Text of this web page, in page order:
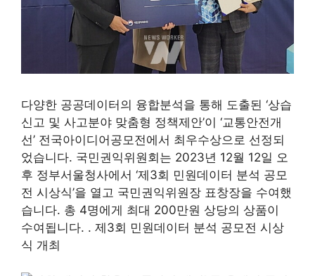
다양한 공공데이터의 융합분석을 통해 도출된 ‘상습
신고 및 사고분야 맞춤형 정책제안’이 ‘교통안전개
선’ 전국아이디어공모전에서 최우수상으로 선정되
었습니다. 국민권익위원회는 2023년 12월 12일 오
후 정부서울청사에서 ‘제3회 민원데이터 분석 공모
전 시상식’을 열고 국민권익위원장 표창장을 수여했
습니다. 총 4명에게 최대 200만원 상당의 상품이
수여됩니다. . 제3회 민원데이터 분석 공모전 시상
식 개최